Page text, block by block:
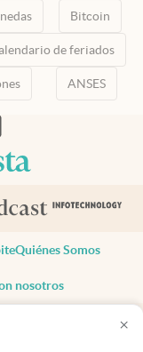
×
Bitcoin
de feriados
ANSES
pestañapestaña
en nueva pestaña
abre en nueva pestaña
Quiénes Somos
nosotros